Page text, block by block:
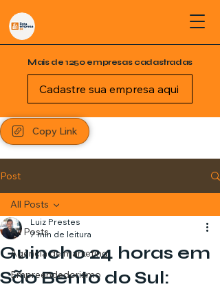
Mais de 1250 empresas cadastradas
Cadastre sua empresa aqui
Copy Link
Post
All Posts
Agência de marketing
Empreendedorismo
All Posts
Guincho 24 horas em
São Bento do Sul:
Luiz Prestes
7 min de leitura